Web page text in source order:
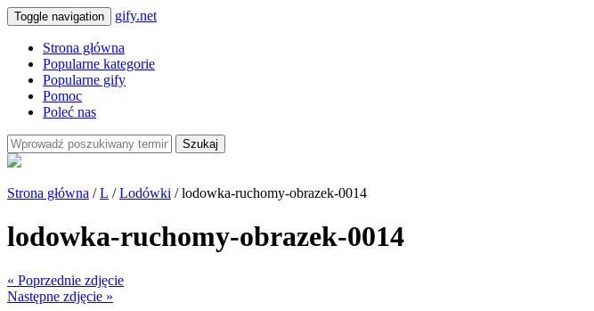
Toggle navigation gify.net
Strona główna
Popularne kategorie
Popularne gify
Pomoc
Poleć nas
Szukaj
Strona główna /L /Lodówki / lodowka-ruchomy-obrazek-0014
lodowka-ruchomy-obrazek-0014
« Poprzednie zdjęcie
Następne zdjęcie »